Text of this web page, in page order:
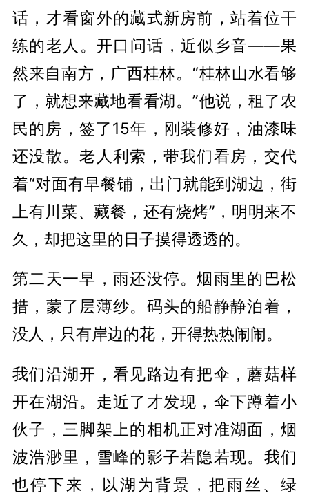
话，才看窗外的藏式新房前，站着位干
练的老人。开口问话，近似乡音——果
然来自南方，广西桂林。“桂林山水看够
了，就想来藏地看看湖。”他说，租了农
民的房，签了15年，刚装修好，油漆味
还没散。老人利索，带我们看房，交代
着“对面有早餐铺，出门就能到湖边，街
上有川菜、藏餐，还有烧烤”，明明来不
久，却把这里的日子摸得透透的。
第二天一早，雨还没停。烟雨里的巴松
措，蒙了层薄纱。码头的船静静泊着，
没人，只有岸边的花，开得热热闹闹。
我们沿湖开，看见路边有把伞，蘑菇样
开在湖沿。走近了才发现 ，伞下蹲着小
伙子，三脚架上的相机正对准湖面，烟
波浩渺里，雪峰的影子若隐若现。我们
也停下来，以湖为背景，把雨丝、绿